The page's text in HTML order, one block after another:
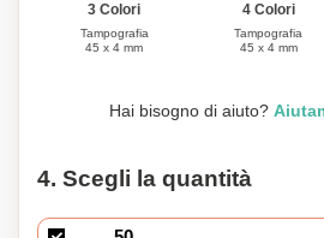
3 Colori
Tampografia
45 x 4 mm
4 Colori
Tampografia
45 x 4 mm
Hai bisogno di aiuto?
4. Scegli la quantità